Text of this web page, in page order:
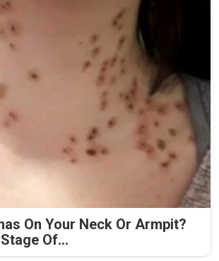
On Your Neck Or Armpit?
Of...